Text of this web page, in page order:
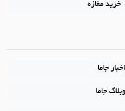
خرید مغازه
اخبار جاما
وبلاگ جاما